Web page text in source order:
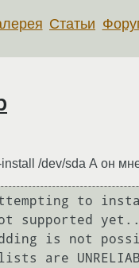
Статьи
/dev/sda А он
to
supported yet..
is not
are